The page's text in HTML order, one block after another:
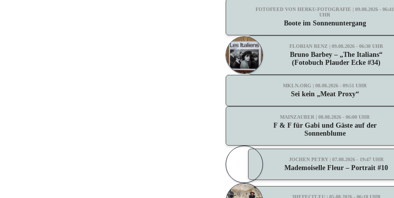
FOTOFEED VON HERKU-FOTOGRAFIE | 09.08.2026 - 06:41
UHR
Boote im Sonnenuntergang
FLORIAN RENZ | 09.08.2026 - 06:30 UHR
Bruno Barbey – „The Italians“
(Fotobuch Plauder Ecke #34)
MKLN.ORG | 08.08.2026 - 09:51 UHR
Sei kein „Meat Proxy“
MAINZAUBER | 08.08.2026 - 06:00 UHR
F & F für Gabi und Gäste auf der
Sonnenblume
JOCHEN PETRY | 07.08.2026 - 19:47 UHR
Mademoiselle Fleur – Portrait #10
3HEFECIT.EU | 05.08.2026 - 06:18 UHR